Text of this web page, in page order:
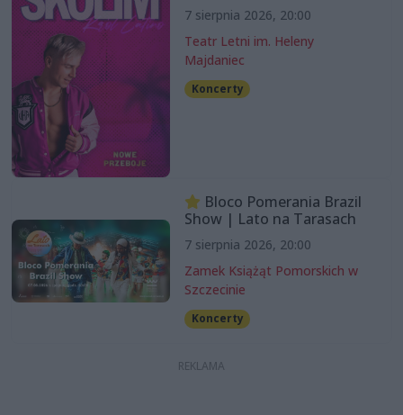
7 sierpnia 2026, 20:00
Teatr Letni im. Heleny
Majdaniec
Koncerty
Bloco Pomerania Brazil
Show | Lato na Tarasach
7 sierpnia 2026, 20:00
Zamek Książąt Pomorskich w
Szczecinie
Koncerty